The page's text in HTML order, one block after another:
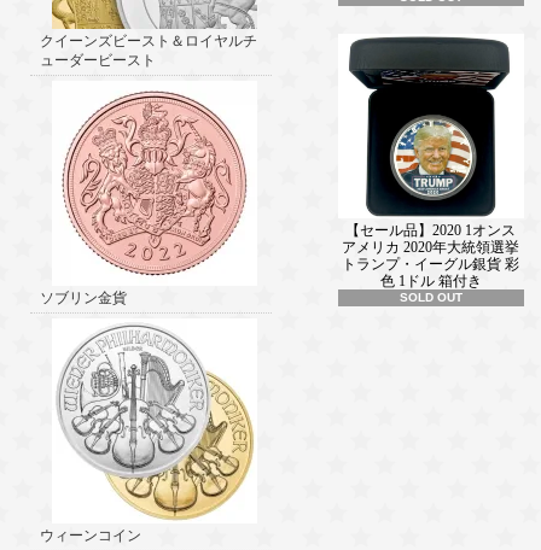
クイーンズビースト＆ロイヤルチ
ューダービースト
ソブリン金貨
ウィーンコイン
【セール品】2020 1オンス
アメリカ 2020年大統領選挙
トランプ・イーグル銀貨 彩
色 1ドル 箱付き
SOLD OUT